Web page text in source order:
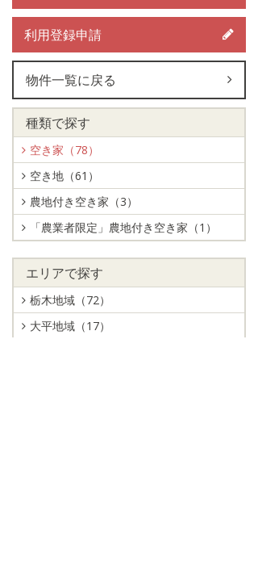
利用登録申請
物件一覧に戻る
種類で探す
空き家（78）
空き地（61）
農地付き空き家（3）
「農業者限定」農地付き空き家（1）
エリアで探す
栃木地域（72）
大平地域（17）